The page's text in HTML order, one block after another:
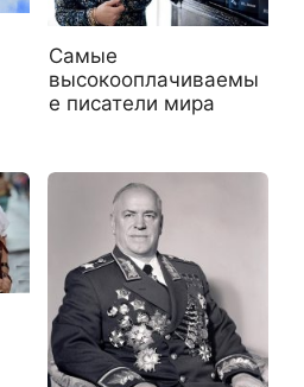
Самые
высокооплачиваемы
е писатели мира